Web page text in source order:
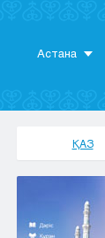
Астана
Актобе
Караганда
ҚАЗ